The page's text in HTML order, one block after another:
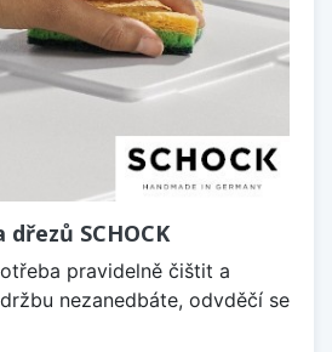
SCHOCK
pravidelně čištit a
nezanedbáte, odvděčí se